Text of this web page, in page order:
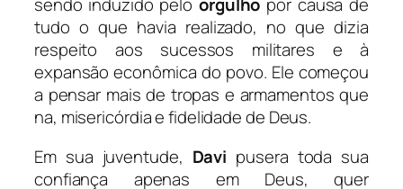
sendo induzido pelo orgulho por causa de
tudo o que havia realizado, no que dizia
respeito aos sucessos militares e à
expansão econômica do povo. Ele começou
a pensar mais de tropas e armamentos que
na, misericórdia e fidelidade de Deus.
Em sua juventude, Davi pusera toda sua
confiança apenas em Deus, quer